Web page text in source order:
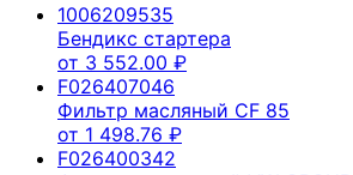
1006209535
Бендикс стартера
от 3 552.00 ₽
F026407046
Фильтр масляный CF 85
от 1 498.76 ₽
F026400342